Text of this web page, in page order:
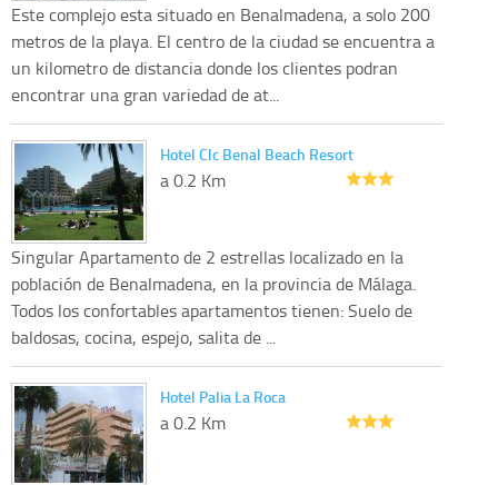
Este complejo esta situado en Benalmadena, a solo 200
metros de la playa. El centro de la ciudad se encuentra a
un kilometro de distancia donde los clientes podran
encontrar una gran variedad de at...
Hotel Clc Benal Beach Resort
a 0.2 Km
Singular Apartamento de 2 estrellas localizado en la
población de Benalmadena, en la provincia de Málaga.
Todos los confortables apartamentos tienen: Suelo de
baldosas, cocina, espejo, salita de ...
Hotel Palia La Roca
a 0.2 Km